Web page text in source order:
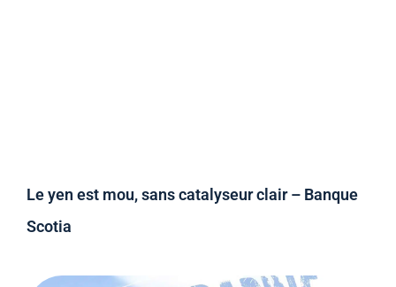
Le yen est mou, sans catalyseur clair – Banque
Scotia